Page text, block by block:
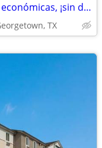
Ahorre más con tarifas mensuales económicas, ¡sin depósito!
TX